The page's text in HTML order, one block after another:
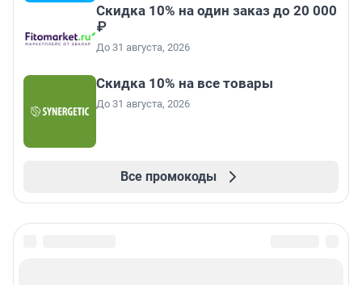
Скидка 10% на один заказ до 20 000
₽
До 31 августа, 2026
Скидка 10% на все товары
До 31 августа, 2026
Все промокоды